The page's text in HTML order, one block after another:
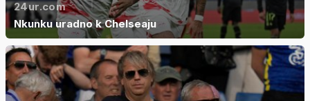
24ur.com
Nkunku uradno k Chelseaju